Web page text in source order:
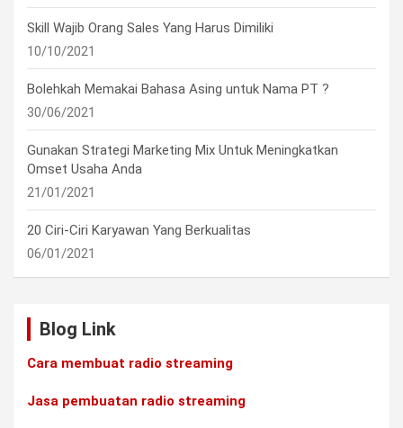
Skill Wajib Orang Sales Yang Harus Dimiliki
10/10/2021
Bolehkah Memakai Bahasa Asing untuk Nama PT ?
30/06/2021
Gunakan Strategi Marketing Mix Untuk Meningkatkan
Omset Usaha Anda
21/01/2021
20 Ciri-Ciri Karyawan Yang Berkualitas
06/01/2021
Blog Link
Cara membuat radio streaming
Jasa pembuatan radio streaming